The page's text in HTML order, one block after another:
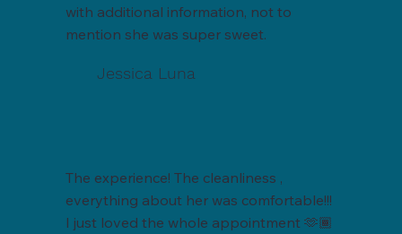
with additional information, not to
mention she was super sweet.
Jessica Luna
The experience! The cleanliness ,
everything about her was comfortable!!!
I just loved the whole appointment 🫶🏾